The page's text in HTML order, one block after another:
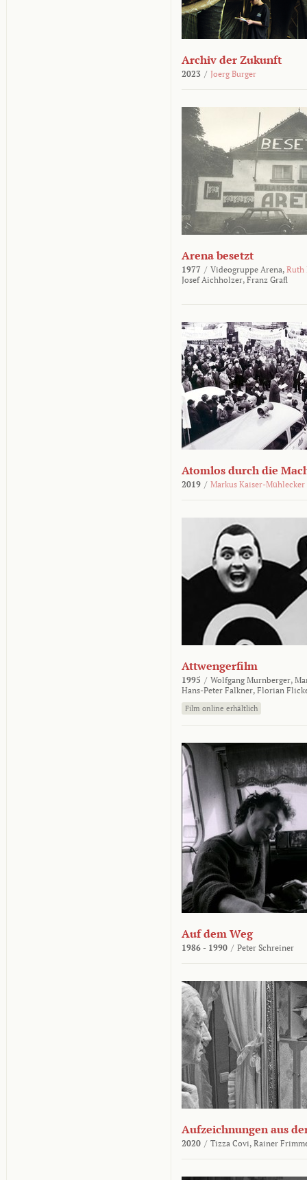
Archiv der Zukunft
2023 / Joerg Burger
Arena besetzt
1977 / Videogruppe Arena, Ruth
Josef Aichholzer, Franz Grafl
Atomlos durch die
2019 / Markus Kaiser-Mühlecker
Attwengerfilm
1995 / Wolfgang Murnberger,
Hans-Peter Falkner, Florian
Film online erhältlich
Auf dem Weg
1986 - 1990 / Peter Schreiner
Aufzeichnungen aus
2020 / Tizza Covi, Rainer